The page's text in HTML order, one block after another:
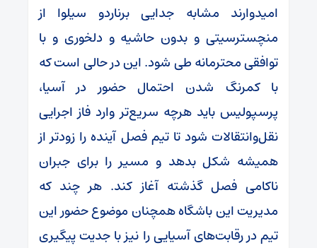
امیدوارند مشابه جدایی برناردو سیلوا از
منچسترسیتی و بدون حاشیه و دلخوری و با
توافقی محترمانه طی شود. این در حالی است که
با کمرنگ شدن احتمال حضور در آسیا،
پرسپولیس باید هرچه سریع‌تر وارد فاز اجرایی
نقل‌وانتقالات شود تا تیم فصل آینده را زودتر از
همیشه شکل بدهد و مسیر را برای جبران
ناکامی فصل گذشته آغاز کند. هر چند که
مدیریت این باشگاه همچنان موضوع حضور این
تیم در رقابت‌های آسیایی را نیز با جدیت پیگیری